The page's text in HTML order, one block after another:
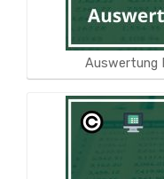
Auswertung